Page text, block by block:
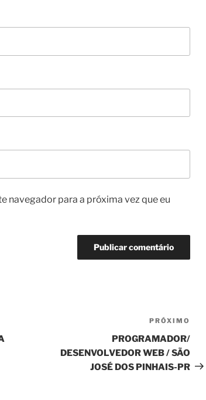
navegador para a próxima vez que eu
post
PRÓXIMO
PROGRAMADOR/
DESENVOLVEDOR WEB / SÃO
JOSÉ DOS PINHAIS-PR